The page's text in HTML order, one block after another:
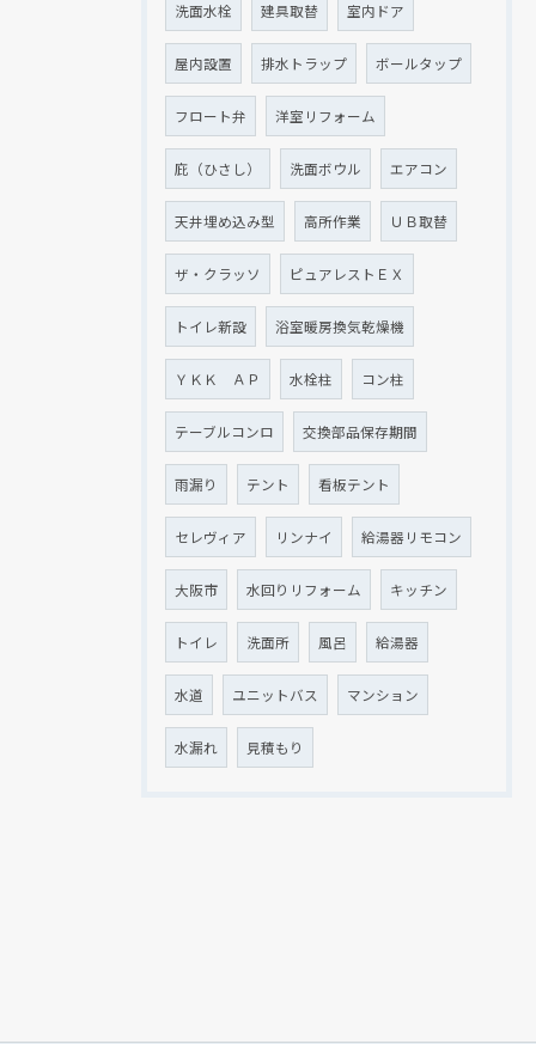
洗面水栓 建具取替 室内ドア
屋内設置 排水トラップ ボールタップ
フロート弁 洋室リフォーム
庇（ひさし） 洗面ボウル エアコン
天井埋め込み型 高所作業 ＵＢ取替
ザ・クラッソ ピュアレストＥＸ
トイレ新設 浴室暖房換気乾燥機
ＹＫＫ ＡＰ 水栓柱 コン柱
テーブルコンロ 交換部品保存期間
雨漏り テント 看板テント
セレヴィア リンナイ 給湯器リモコン
大阪市 水回りリフォーム キッチン
トイレ 洗面所 風呂 給湯器
水道 ユニットバス マンション
水漏れ 見積もり